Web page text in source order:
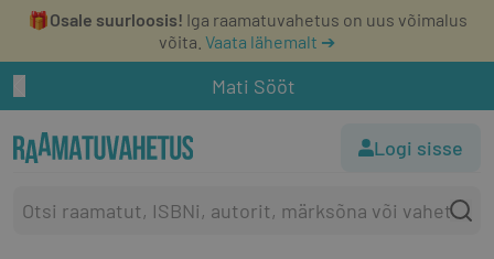
🎁Osale suurloosis! Iga raamatuvahetus on uus võimalus
võita. Vaata lähemalt ➔
Mati Sööt
Logi sisse